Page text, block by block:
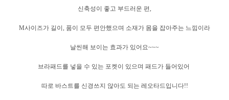
신축성이 좋고 부드러운 편,
M사이즈가 길이, 품이 모두 편안했으며 소재가 몸을 잡아주는 느낌이라
날씬해 보이는 효과가 있어요~~~
브라패드를 넣을 수 있는 포켓이 있으며 패드가 들어있어
따로 바스트를 신경쓰지 않아도 되는 레오타드입니다!!